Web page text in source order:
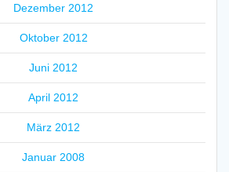
Dezember 2012
Oktober 2012
Juni 2012
April 2012
März 2012
Januar 2008